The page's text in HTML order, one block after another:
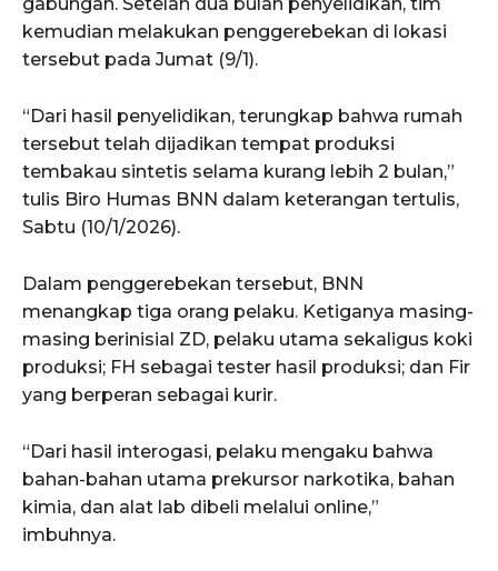
kemudian melakukan penggerebekan di lokasi
tersebut pada Jumat (9/1).
“Dari hasil penyelidikan, terungkap bahwa rumah
tersebut telah dijadikan tempat produksi
tembakau sintetis selama kurang lebih 2 bulan,”
tulis Biro Humas BNN dalam keterangan tertulis,
Sabtu (10/1/2026).
Dalam penggerebekan tersebut, BNN
menangkap tiga orang pelaku. Ketiganya masing-
masing berinisial ZD, pelaku utama sekaligus koki
produksi; FH sebagai tester hasil produksi; dan Fir
yang berperan sebagai kurir.
“Dari hasil interogasi, pelaku mengaku bahwa
bahan-bahan utama prekursor narkotika, bahan
kimia, dan alat lab dibeli melalui online,”
imbuhnya.